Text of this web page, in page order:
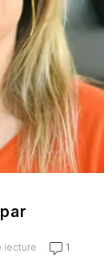
lecture 1